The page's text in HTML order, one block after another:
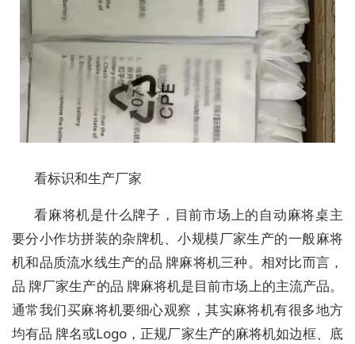
看标识和生产厂家
看麻将机是什么牌子，目前市场上的自动麻将桌主
要分小作坊拼装的杂牌机、小规模厂家生产的一般麻将
机和品质流水线生产的品 牌麻将机三种。相对比而言，
品 牌厂家生产的品 牌麻将机是目前市场上的主流产品。
通常我们买麻将机要细心观察，其实麻将机有很多地方
均有品 牌名或Logo，正规厂家生产的麻将机如边框、底